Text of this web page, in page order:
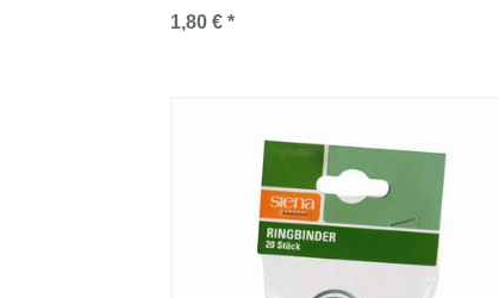
1,80 € *